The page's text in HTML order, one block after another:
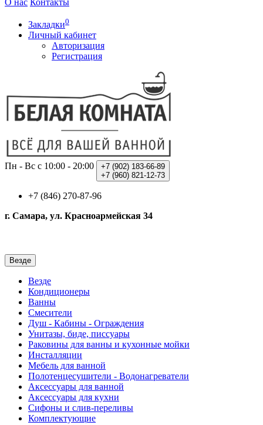
О нас Контакты
Закладки0
Личный кабинет
Авторизация
Регистрация
Пн - Вс с 10:00 - 20:00 +7 (902) 183-66-89
+7 (960) 821-12-73
+7 (846) 270-87-96
г. Самара, ул. Красноармейская 34
Везде
Везде
Кондиционеры
Ванны
Смесители
Душ - Кабины - Ограждения
Унитазы, биде, писсуары
Раковины для ванны и кухонные мойки
Инсталляции
Мебель для ванной
Полотенцесушители - Водонагреватели
Аксессуары для ванной
Аксессуары для кухни
Сифоны и слив-переливы
Комплектующие